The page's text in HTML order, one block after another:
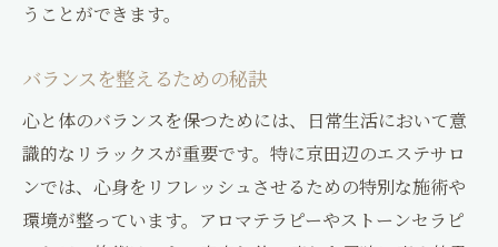
うことができます。
バランスを整えるための秘訣
心と体のバランスを保つためには、日常生活において意
識的なリラックスが重要です。特に京田辺のエステサロ
ンでは、心身をリフレッシュさせるための特別な施術や
環境が整っています。アロマテラピーやストーンセラピ